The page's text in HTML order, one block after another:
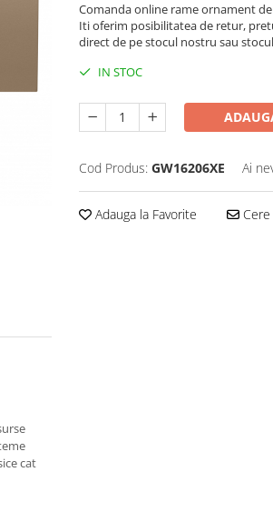
Comanda online rame ornament
Iti oferim posibilitatea de retur,
direct de pe stocul nostru sau
IN STOC
Cod Produs: GW16206XE Ai
Adauga la Favorite
cat